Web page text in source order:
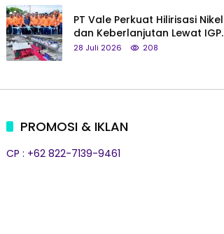
PT Vale Perkuat Hilirisasi Nikel
dan Keberlanjutan Lewat IGP
Morowali
28 Juli 2026 208
PROMOSI & IKLAN
CP : +62 822-7139-9461